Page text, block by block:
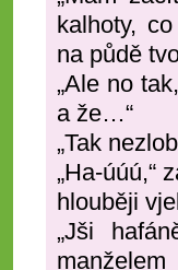
kalhoty,
na půdě
„Ale no
a že…“
„Tak
„Ha-úúú,“
hlouběji
„Jši